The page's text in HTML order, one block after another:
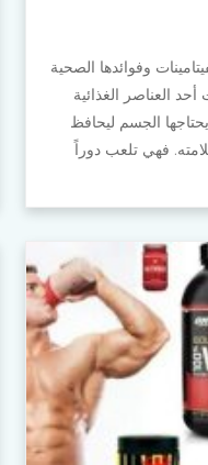
وفوائدها الصحية
أحد العناصر الغذائية
الجسم ليحافظ
فهي تلعب دوراً